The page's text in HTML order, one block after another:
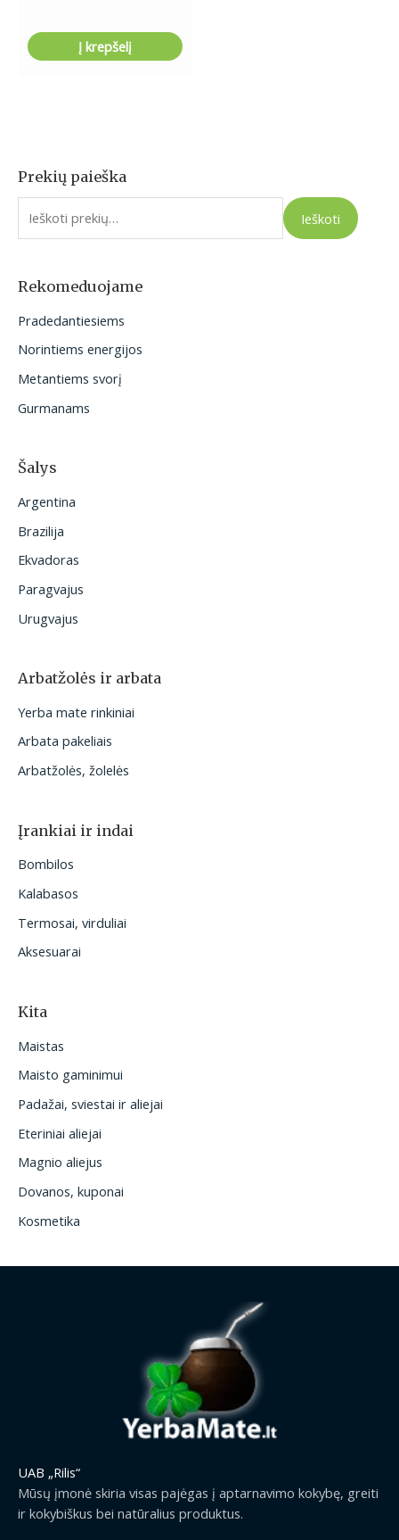
Prekių paieška
I
e
o
:
Ieškoti
Rekomeduojame
Pradedantiesiems
Norintiems energijos
Metantiems svorį
Gurmanams
Šalys
Argentina
Brazilija
Ekvadoras
Paragvajus
Urugvajus
Arbatžolės ir arbata
Yerba mate rinkiniai
Arbata pakeliais
Arbatžolės, žolelės
Įrankiai ir indai
Bombilos
Kalabasos
Termosai, virduliai
Aksesuarai
Kita
Maistas
Maisto gaminimui
Padažai, sviestai ir aliejai
Eteriniai aliejai
Magnio aliejus
Dovanos, kuponai
Kosmetika
Į krepšelį
UAB „Rilis“
Mūsų įmonė skiria visas pajėgas į aptarnavimo kokybę, greiti
ir kokybiškus bei natūralius produktus.